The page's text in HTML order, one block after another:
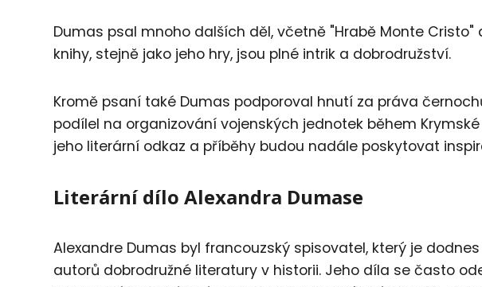
Dumas psal mnoho dalších děl, včetně "Hrabě Monte Cristo"
knihy, stejně jako jeho hry, jsou plné intrik a dobrodružství.
Kromě psaní také Dumas podporoval hnutí za práva
podílel na organizování vojenských jednotek během
jeho literární odkaz a příběhy budou nadále poskytovat
Literární dílo Alexandra Dumase
Alexandre Dumas byl francouzský spisovatel, který je
autorů dobrodružné literatury v historii. Jeho díla se často